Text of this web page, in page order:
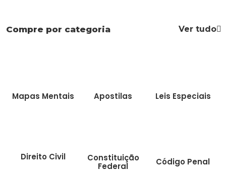
Compre por categoria Ver tudo
Mapas Mentais Apostilas Leis Especiais
Direito Civil
Constituição
Federal
Código Penal